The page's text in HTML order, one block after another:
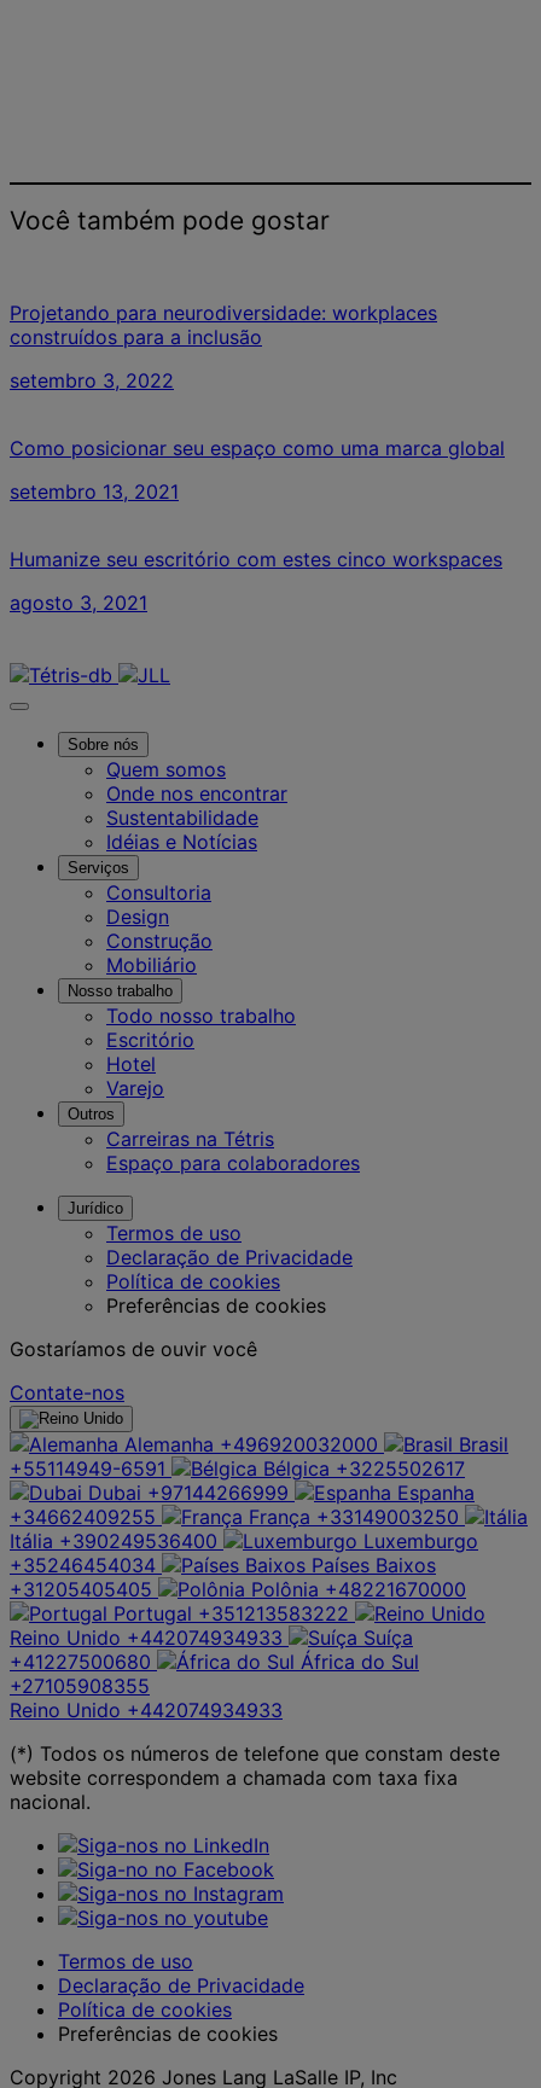
Você também pode gostar
Projetando para neurodiversidade: workplaces
construídos para a inclusão
setembro 3, 2022
Como posicionar seu espaço como uma marca global
setembro 13, 2021
Humanize seu escritório com estes cinco workspaces
agosto 3, 2021
Sobre nós
Quem somos
Onde nos encontrar
Sustentabilidade
Idéias e Notícias
Serviços
Consultoria
Design
Construção
Mobiliário
Nosso trabalho
Todo nosso trabalho
Escritório
Hotel
Varejo
Outros
Carreiras na Tétris
Espaço para colaboradores
Jurídico
Termos de uso
Declaração de Privacidade
Política de cookies
Preferências de cookies
Gostaríamos de ouvir você
Contate-nos
Alemanha +496920032000
Brasil
+55114949-6591
Bélgica +3225502617
Dubai +97144266999
Espanha
+34662409255
França +33149003250
Itália +390249536400
Luxemburgo
+35246454034
Países Baixos
+31205405405
Polônia +48221670000
Portugal +351213583222
Reino Unido +442074934933
Suíça
+41227500680
África do Sul
+27105908355
Reino Unido +442074934933
(*) Todos os números de telefone que constam deste
website correspondem a chamada com taxa fixa
nacional.
Termos de uso
Declaração de Privacidade
Política de cookies
Preferências de cookies
Copyright 2026 Jones Lang LaSalle IP, Inc